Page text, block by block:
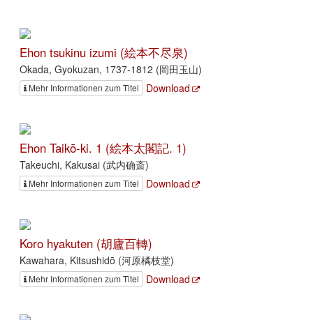
Ehon tsukinu izumi (絵本不尽泉)
Okada, Gyokuzan, 1737-1812 (岡田玉山)
Mehr Informationen zum Titel Download
Ehon Taikō-ki. 1 (絵本太閣記. 1)
Takeuchi, Kakusai (武内确斎)
Mehr Informationen zum Titel Download
Koro hyakuten (胡廬百轉)
Kawahara, Kitsushidō (河原橘枝堂)
Mehr Informationen zum Titel Download